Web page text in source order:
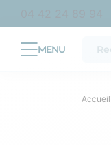
Accueil